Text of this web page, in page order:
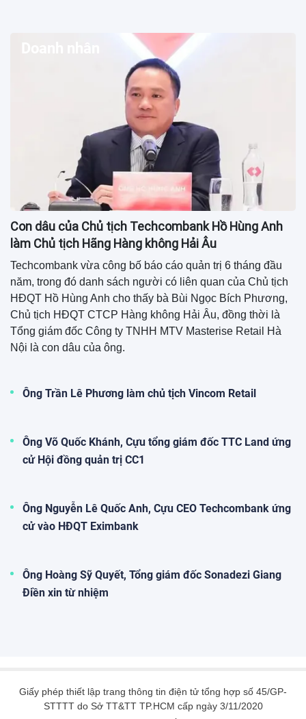
Ông Nguyễn Lê Quốc Anh làm Chủ
tịch Eximbank
08:41 27/07/2026
Quý II, Sài Gòn Công Thương,
Saigonbank (SGB) lỗ sau thuế hơn
34 tỷ đồng
08:07 27/07/2026
Quý II, Phân bón Bình Điền (BFC) ghi
nhận lợi nhuận hợp nhất giảm đến
52% so với cùng kỳ
XEM THÊM
Doanh nghiệp
THACO của tỷ phú Trần Bá Dương lãi tăng vọt, nợ
vay ngân hàng tăng mạnh vượt mức 100.000 tỷ
Công ty Cổ phần Tập đoàn Trường Hải (THACO) vừa
công bố thông tin về tình hình tài chính năm 2025. Theo đó,
Trương Sỹ Bá vì chậm công bố thông tin bị xử phạt thuế